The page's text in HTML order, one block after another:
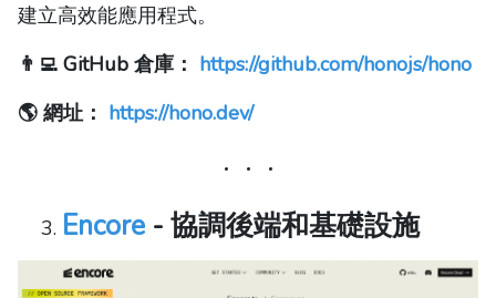
建立高效能應用程式。
👨‍💻 GitHub 倉庫： https://github.com/honojs/hono
🌎 網址： https://hono.dev/
Encore - 協調後端和基礎設施